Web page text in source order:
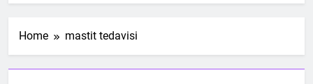
Home mastit tedavisi